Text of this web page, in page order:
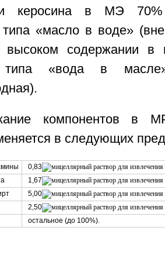
керосина в МЭ
типа «масло в воде»
высоком содержании в
типа «вода в
компонентов в
в следующих
0,83
1,67
5,00
2,50
остальное (до 100%).